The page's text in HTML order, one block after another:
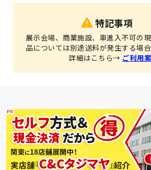
特記事項
展示会場、商業施設、車進入不可の
品については別途送料が発生する場合
詳細はこちら→ ご利用